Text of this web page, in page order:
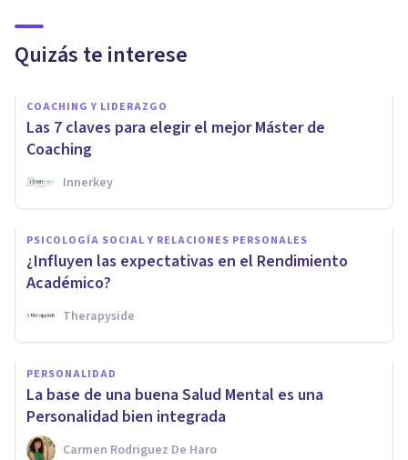
Quizás te interese
COACHING Y LIDERAZGO
Las 7 claves para elegir el mejor Máster de
Coaching
Innerkey
PSICOLOGÍA SOCIAL Y RELACIONES PERSONALES
¿Influyen las expectativas en el Rendimiento
Académico?
Therapyside
PERSONALIDAD
La base de una buena Salud Mental es una
Personalidad bien integrada
Carmen Rodriguez De Haro